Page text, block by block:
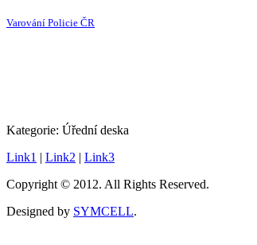
Varování Policie ČR
Kategorie: Úřední deska
Link1 | Link2 | Link3
Copyright © 2012. All Rights Reserved.
Designed by SYMCELL.